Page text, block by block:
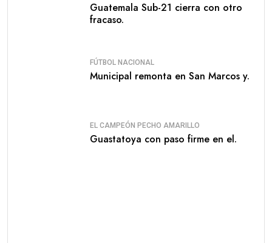
Guatemala Sub-21 cierra con otro
fracaso.
FÚTBOL NACIONAL
Municipal remonta en San Marcos y.
EL CAMPEÓN PECHO AMARILLO
Guastatoya con paso firme en el.